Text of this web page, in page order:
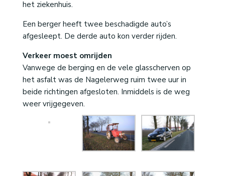
het ziekenhuis.
Een berger heeft twee beschadigde auto’s
afgesleept. De derde auto kon verder rijden.
Verkeer moest omrijden
Vanwege de berging en de vele glasscherven op
het asfalt was de Nagelerweg ruim twee uur in
beide richtingen afgesloten. Inmiddels is de weg
weer vrijgegeven.